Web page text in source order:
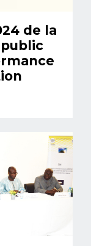
de la
public